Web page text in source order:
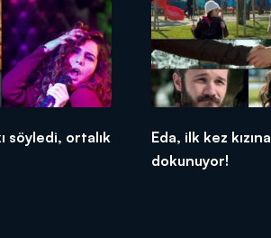
söyledi, ortalık
Eda, ilk kez kızına
dokunuyor!